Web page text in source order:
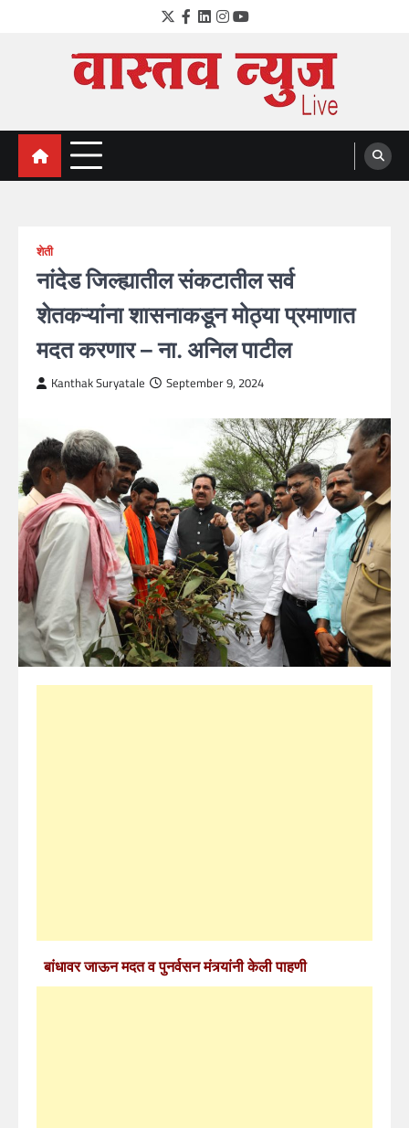
Twitter
Facebook
LinkedIn
Instagram
YouTube
VastavNEWSLive.com
a leading NEWS portal of Maharahstra
शेती
नांदेड जिल्ह्यातील संकटातील सर्व
शेतकऱ्यांना शासनाकडून मोठ्या प्रमाणात
मदत करणार – ना. अनिल पाटील
Kanthak Suryatale September 9, 2024
बांधावर जाऊन मदत व पुनर्वसन मंत्र्यांनी केली पाहणी